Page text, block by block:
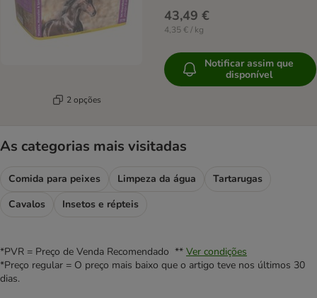
2 opções
43,49 €
4,35 € / kg
Notificar assim que
disponível
As categorias mais visitadas
Comida para peixes Limpeza da água
Tartarugas
Cavalos
Insetos e répteis
*PVR = Preço de Venda Recomendado ** Ver condições
*Preço regular = O preço mais baixo que o artigo teve nos últimos 30
dias.